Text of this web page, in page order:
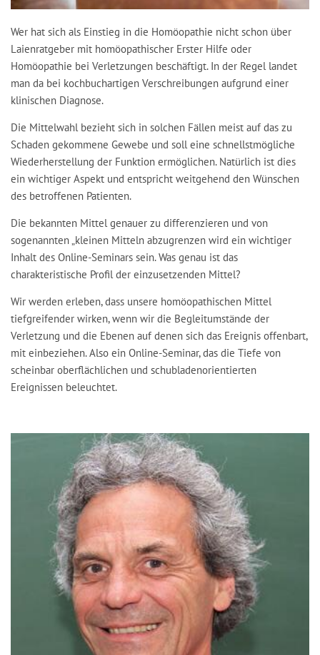
Wer hat sich als Einstieg in die Homöopathie nicht schon über
Laienratgeber mit homöopathischer Erster Hilfe oder
Homöopathie bei Verletzungen beschäftigt. In der Regel landet
man da bei kochbuchartigen Verschreibungen aufgrund einer
klinischen Diagnose.
Die Mittelwahl bezieht sich in solchen Fällen meist auf das zu
Schaden gekommene Gewebe und soll eine schnellstmögliche
Wiederherstellung der Funktion ermöglichen. Natürlich ist dies
ein wichtiger Aspekt und entspricht weitgehend den Wünschen
des betroffenen Patienten.
Die bekannten Mittel genauer zu differenzieren und von
sogenannten „kleinen Mitteln abzugrenzen wird ein wichtiger
Inhalt des Online-Seminars sein. Was genau ist das
charakteristische Profil der einzusetzenden Mittel?
Wir werden erleben, dass unsere homöopathischen Mittel
tiefgreifender wirken, wenn wir die Begleitumstände der
Verletzung und die Ebenen auf denen sich das Ereignis offenbart,
mit einbeziehen. Also ein Online-Seminar, das die Tiefe von
scheinbar oberflächlichen und schubladenorientierten
Ereignissen beleuchtet.